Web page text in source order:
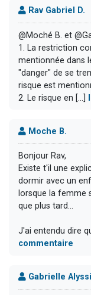
Rav Gabriel D.
@Moché B. et
1. La restriction
mentionnée dans
"danger" de se
risque est
2. Le risque en [...]
Moche B.
Bonjour Rav,
Existe t'il une
dormir avec un
lorsque la femme
que plus tard...
J'ai entendu dire
commentaire
Gabrielle